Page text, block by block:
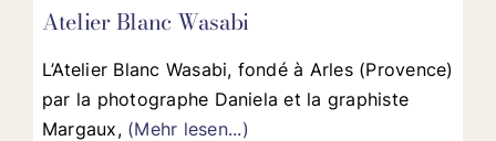
Atelier Blanc Wasabi
L’Atelier Blanc Wasabi, fondé à Arles (Provence)
par la photographe Daniela et la graphiste
Margaux, (Mehr lesen...)